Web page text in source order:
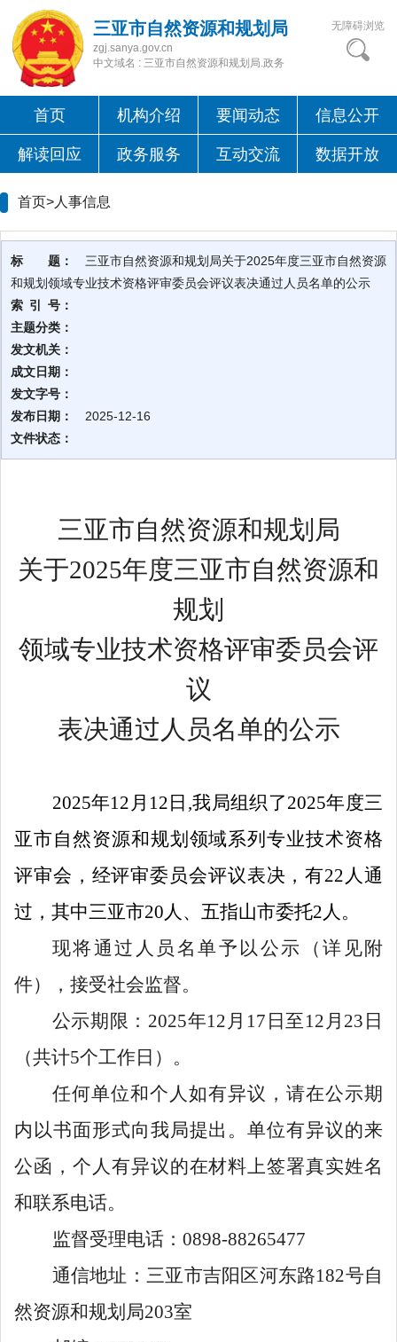
三亚市自然资源和规划局
zgj.sanya.gov.cn
中文域名 : 三亚市自然资源和规划局.政务
无障碍浏览
首页 机构介绍 要闻动态 信息公开
解读回应 政务服务 互动交流 数据开放
首页>人事信息
标 题：
三亚市自然资源和规划局关于2025年度三亚市自然资源
和规划领域专业技术资格评审委员会评议表决通过人员名单的公示
索 引 号：
主题分类：
发文机关：
成文日期：
发文字号：
发布日期：
2025-12-16
文件状态：
三亚市自然资源和规划局
关于2025年度三亚市自然资源和
规划
领域专业技术资格评审委员会评
议
表决通过人员名单的公示
2025年12 月 12 日 ,我局组织了2025年度三
亚市自然资源和规划领域系列专业技术资格
评审会，经评审委员会评议表决，有22 人通
过 ，其中三亚市20人、五指山市委托2人。
现将通过人员名单予以公示
（详见附
件）
，接受社会监督。
公示期限：2025年12月1 7 日至12月 23 日
（共计5个工作日）。
任何单位和个人如有异议，请在公示期
内以书面形式向我局提出。单位有异议的来
公函，个人有异议的在材料上签署真实姓名
和联系电话。
监督受理电话：0898-88265477
通信地址：三亚市吉阳区河东路182号自
然资源和规划局203室